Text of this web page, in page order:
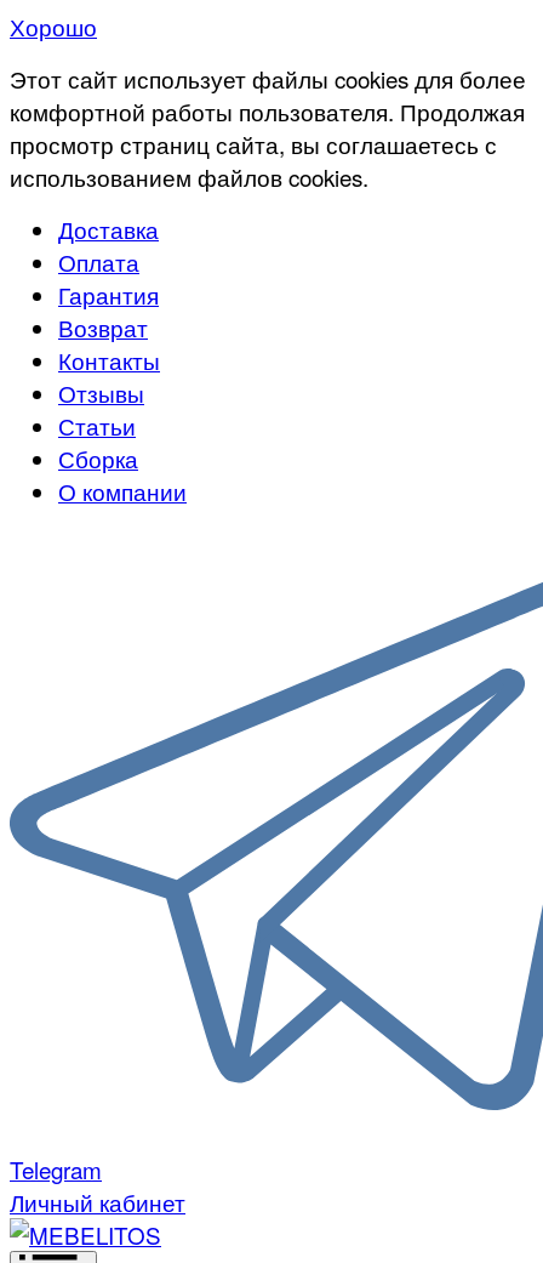
Хорошо
Этот сайт использует файлы cookies для более
комфортной работы пользователя. Продолжая
просмотр страниц сайта, вы соглашаетесь с
использованием файлов cookies.
Доставка
Оплата
Гарантия
Возврат
Контакты
Отзывы
Статьи
Сборка
О компании
Telegram
Личный кабинет